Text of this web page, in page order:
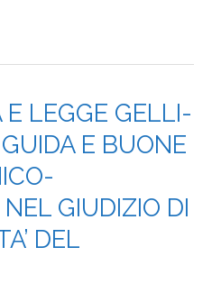
LEGGE GELLI-
E BUONE
GIUDIZIO DI
DEL